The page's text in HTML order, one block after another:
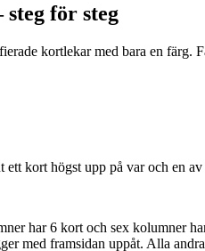
för steg
kortlekar med bara en färg.
kort högst upp på var och en
har 6 kort och sex kolumner
med framsidan uppåt. Alla